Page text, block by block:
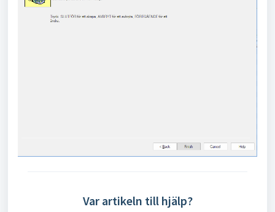
Var artikeln till hjälp?